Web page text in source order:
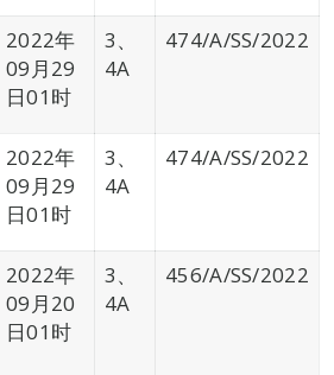
2022年
09月29
日01时
3、
4A
474/A/SS/2022
2022年
09月29
日01时
3、
4A
474/A/SS/2022
2022年
09月20
日01时
3、
4A
456/A/SS/2022